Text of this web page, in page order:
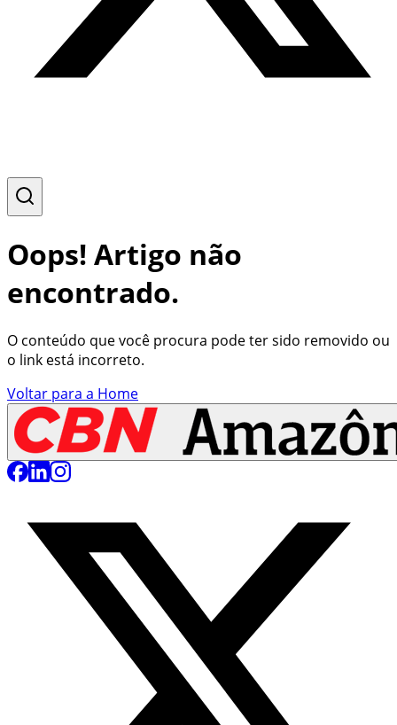
Oops! Artigo não
encontrado.
O conteúdo que você procura pode ter sido removido ou
o link está incorreto.
Voltar para a Home